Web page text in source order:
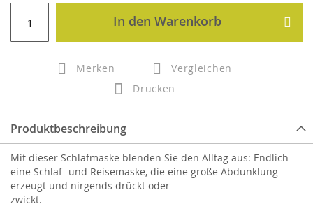
In den Warenkorb
Merken
Vergleichen
Drucken
Produktbeschreibung
Mit dieser Schlafmaske blenden Sie den Alltag aus: Endlich
eine Schlaf- und Reisemaske, die eine große Abdunklung
erzeugt und nirgends drückt oder
zwickt.